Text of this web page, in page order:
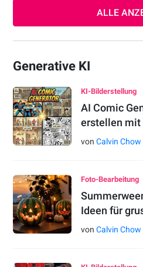
ALLE
Generative KI
KI-Bilderstellung
AI Comic
erstellen mit
vonCalvin Chow
Foto-Bearbeitung
Ideen für
vonCalvin Chow